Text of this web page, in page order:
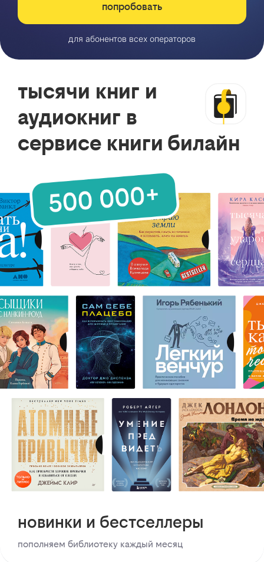
попробовать
для абонентов всех операторов
тысячи книг и
аудиокниг в
сервисе книги билайн
новинки и бестселлеры
пополняем библиотеку каждый месяц